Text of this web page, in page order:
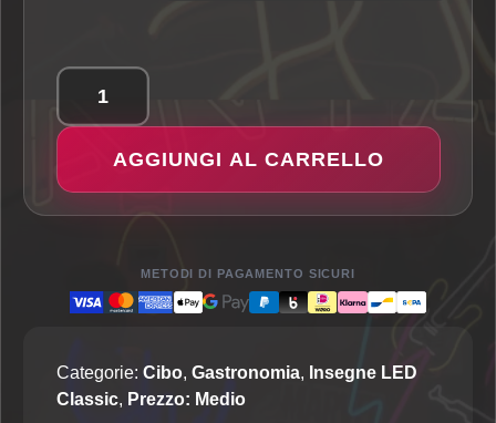
Pizza
Trancio
Insegna
LED
AGGIUNGI AL CARRELLO
METODI DI PAGAMENTO SICURI
Categorie: Cibo, Gastronomia, Insegne LED
Classic, Prezzo: Medio